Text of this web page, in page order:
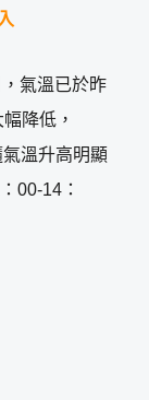
氣溫已於昨
降低，
溫升高明顯
00-14：